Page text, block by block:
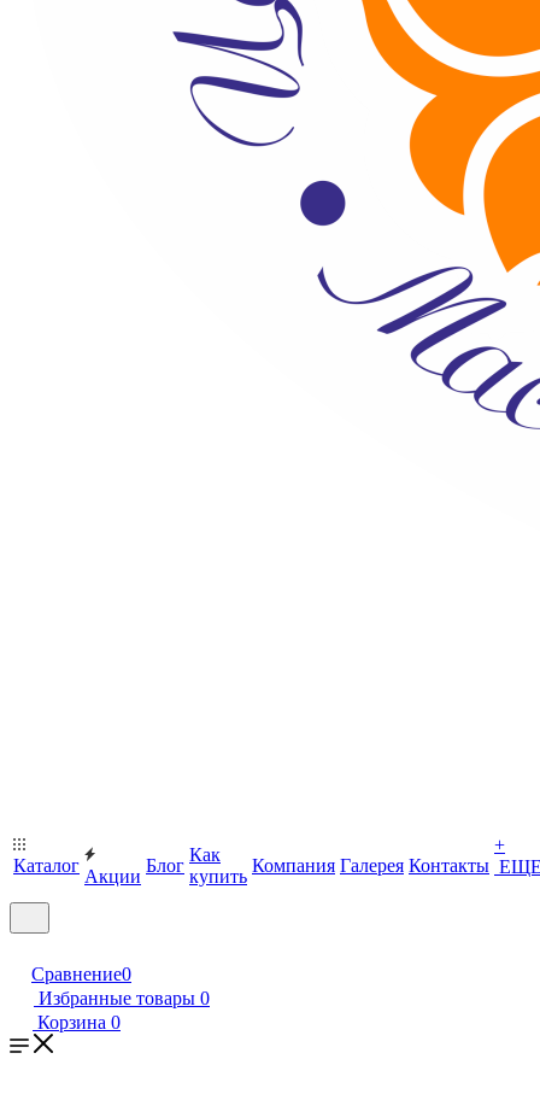
Каталог
Акции
Блог
Как
купить
Компания Галерея Контакты
+
Сравнение0
Избранные товары 0
Корзина 0